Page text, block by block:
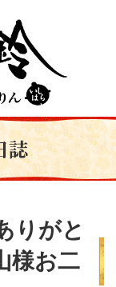
誌
りがと
様お二